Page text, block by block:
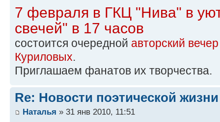
7 февраля в ГКЦ "Нива" в
свечей" в 17 часов
состоится очередной авторский
Куриловых.
Приглашаем фанатов их творчества.
Re: Новости поэтической жизни
Наталья » 31 янв 2010, 11:51